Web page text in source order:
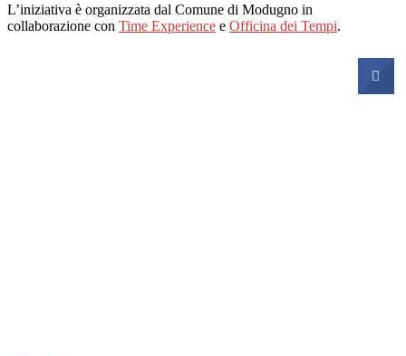
L’iniziativa è organizzata dal Comune di Modugno in
collaborazione con Time Experience e Officina dei Tempi.